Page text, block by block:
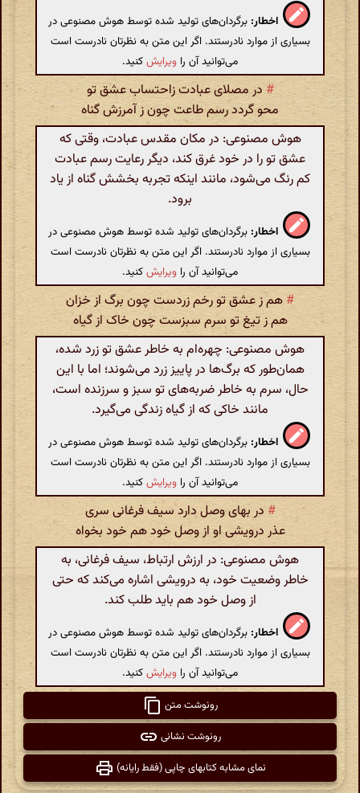
اخطار: برگردان‌های تولید شده توسط هوش مصنوعی در
بسیاری از موارد نادرستند. اگر این متن به نظرتان نادرست است
می‌توانید آن را ویرایشکنید.
# در مصلای عبادت زاحتساب عشق تو
محو گردد رسم طاعت چون ز آمرزش گناه
هوش مصنوعی: در مکان مقدس عبادت، وقتی که
عشق تو را در خود غرق کند، دیگر رعایت رسم عبادت
کم رنگ می‌شود، مانند اینکه تجربه بخشش گناه از یاد
برود.
اخطار: برگردان‌های تولید شده توسط هوش مصنوعی در
بسیاری از موارد نادرستند. اگر این متن به نظرتان نادرست است
می‌توانید آن را ویرایشکنید.
# هم ز عشق تو رخم زردست چون برگ از خزان
هم ز تیغ تو سرم سبزست چون خاک از گیاه
هوش مصنوعی: چهره‌ام به خاطر عشق تو زرد شده،
همان‌طور که برگ‌ها در پاییز زرد می‌شوند؛ اما با این
حال، سرم به خاطر ضربه‌های تو سبز و سرزنده است،
مانند خاکی که از گیاه زندگی می‌گیرد.
اخطار: برگردان‌های تولید شده توسط هوش مصنوعی در
بسیاری از موارد نادرستند. اگر این متن به نظرتان نادرست است
می‌توانید آن را ویرایشکنید.
# در بهای وصل دارد سیف فرغانی سری
عذر درویشی او از وصل خود هم خود بخواه
هوش مصنوعی: در ارزش ارتباط، سیف فرغانی، به
خاطر وضعیت خود، به درویشی اشاره می‌کند که حتی
از وصل خود هم باید طلب کند.
اخطار: برگردان‌های تولید شده توسط هوش مصنوعی در
بسیاری از موارد نادرستند. اگر این متن به نظرتان نادرست است
می‌توانید آن را ویرایشکنید.
رونوشت متن
رونوشت نشانی
نمای مشابه کتابهای چاپی (فقط رایانه)